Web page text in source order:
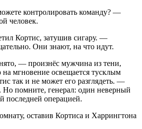
контролировать команду? —
человек.
Кортис, затушив сигару. —
Они знают, на что идут.
— произнёс мужчина из тени,
мгновение освещается тусклым
так и не может его разглядеть. —
помните, генерал: один неверный
последней операцией.
оставив Кортиса и Харрингтона